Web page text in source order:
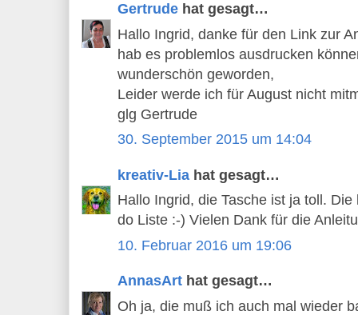
Gertrude hat gesagt…
Hallo Ingrid, danke für den Link zur
hab es problemlos ausdrucken
wunderschön geworden,
Leider werde ich für August nicht
glg Gertrude
30. September 2015 um 14:04
kreativ-Lia hat gesagt…
Hallo Ingrid, die Tasche ist ja toll.
do Liste :-) Vielen Dank für die
10. Februar 2016 um 19:06
AnnasArt hat gesagt…
Oh ja, die muß ich auch mal wieder